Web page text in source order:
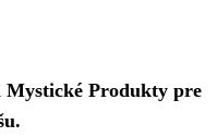
Mystické Produkty pre